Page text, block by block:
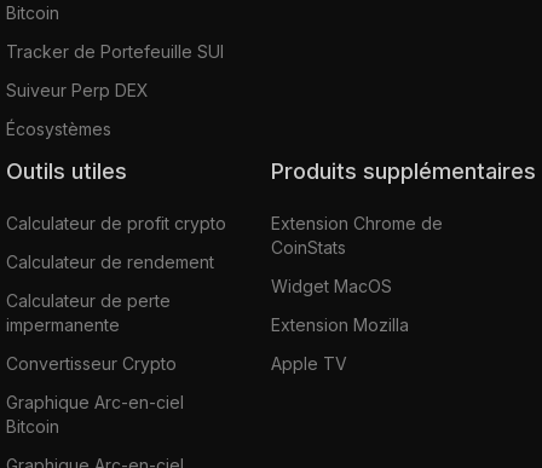
Bitcoin
Tracker de Portefeuille SUI
Suiveur Perp DEX
Écosystèmes
Outils utiles
Calculateur de profit crypto
Calculateur de rendement
Calculateur de perte
impermanente
Convertisseur Crypto
Graphique Arc-en-ciel
Bitcoin
Produits supplémentaires
Extension Chrome de
CoinStats
Widget MacOS
Extension Mozilla
Apple TV